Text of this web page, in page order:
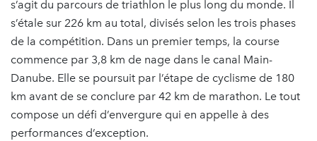
s’agit du parcours de triathlon le plus long du monde. Il
s’étale sur 226 km au total, divisés selon les trois phases
de la compétition. Dans un premier temps, la course
commence par 3,8 km de nage dans le canal Main-
Danube. Elle se poursuit par l’étape de cyclisme de 180
km avant de se conclure par 42 km de marathon. Le tout
compose un défi d’envergure qui en appelle à des
performances d’exception.